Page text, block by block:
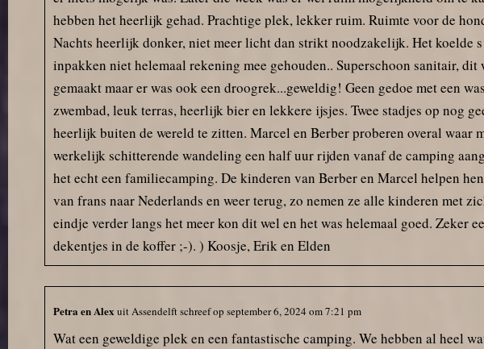
gebrek op deze camping!
De ligging aan het meer is ideaal:
we hebben heerlijk gevist, een
bootje gehuurd en natuurlijk
gezwommen. Ook het zwembad,
de broodservice, het schone
sanitair en het gezellige terras
zorgden ervoor dat we écht
konden ontspannen.
Marcel en Berber hebben onze
vakantie gered. Dankzij hen werd
een dramatische start omgezet
in een fantastische tijd. We
terug!
hebben het heerlijk gehad. Prachtige plek, lekker ruim. Ruimte voor de
Nachts heerlijk donker, niet meer licht dan strikt noodzakelijk. Het koelde
inpakken niet helemaal rekening mee gehouden.. Superschoon sanitair,
gemaakt maar er was ook een droogrek...geweldig! Geen gedoe met een
zwembad, leuk terras, heerlijk bier en lekkere ijsjes. Twee stadjes op nog
heerlijk buiten de wereld te zitten. Marcel en Berber proberen overal
werkelijk schitterende wandeling een half uur rijden vanaf de camping
het echt een familiecamping. De kinderen van Berber en Marcel helpen
van frans naar Nederlands en weer terug, zo nemen ze alle kinderen met
eindje verder langs het meer kon dit wel en het was helemaal goed. Zeker
dekentjes in de koffer ;-). ) Koosje, Erik en Elden
Petra en Alex uitAssendelftschreef op september 6, 2024 om7:21 pm
Wat een geweldige plek en een fantastische camping. We hebben al heel